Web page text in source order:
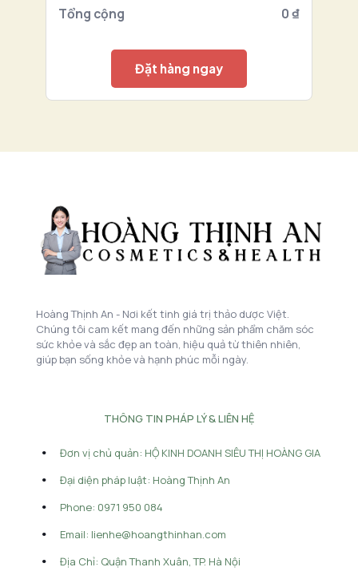
Tổng cộng 0 ₫
Đặt hàng ngay
Hoàng Thịnh An - Nơi kết tinh giá trị thảo dược Việt.
Chúng tôi cam kết mang đến những sản phẩm chăm sóc
sức khỏe và sắc đẹp an toàn, hiệu quả từ thiên nhiên,
giúp bạn sống khỏe và hạnh phúc mỗi ngày.
THÔNG TIN PHÁP LÝ & LIÊN HỆ
Đơn vị chủ quản: HỘ KINH DOANH SIÊU THỊ HOÀNG GIA
Đại diện pháp luật: Hoàng Thịnh An
Phone: 0971 950 084
Email: lienhe@hoangthinhan.com
Địa Chỉ: Quận Thanh Xuân, TP. Hà Nội